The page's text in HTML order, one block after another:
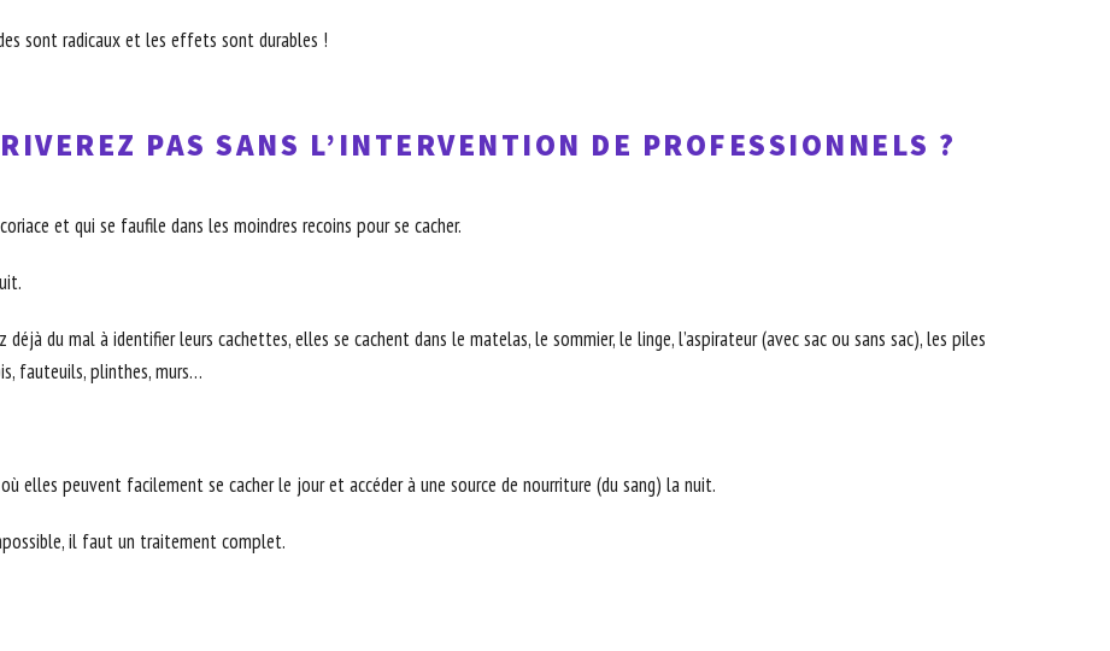
sont radicaux et les effets sont durables !
PAS SANS L’INTERVENTION DE PROFESSIONNELS ?
et qui se faufile dans les moindres recoins pour se cacher.
déjà du mal à identifier leurs cachettes, elles se cachent dans le matelas, le sommier, le linge, l’aspirateur (avec sac ou sans sac), les piles
fauteuils, plinthes, murs…
elles peuvent facilement se cacher le jour et accéder à une source de nourriture (du sang) la nuit.
il faut un traitement complet.